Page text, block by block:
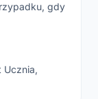
gdy
Ucznia,